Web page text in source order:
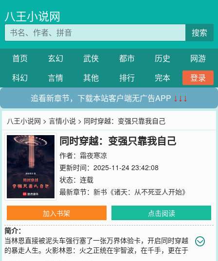
八王小说网
搜索
首页 玄幻 武侠 都市 历史
网游
科幻
言情 其他 排行 完本
登录
追看新章节，下载本站客户端无广告APP ↓↓↓
八王小说网 >言情小说 > 同时穿越：变强只靠我自己
同时穿越：变强只靠我自己
作者： 霜夜寒凉
更新时间：2025-11-24 23:42:08
状态：连载
最新章节： 新书《诸天：从不死亚人开始》
加入书架
点击阅读
简介：
当林恩直接被泥头车强行塞了一张万界体验卡，开启同时穿越
的暴走人生。火影林恩：火之正统在宇智波，在千手，更在于